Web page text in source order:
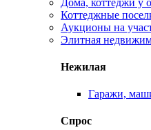
Коттеджные
Аукционы на
Элитная
Нежилая
Гаражи,
Спрос